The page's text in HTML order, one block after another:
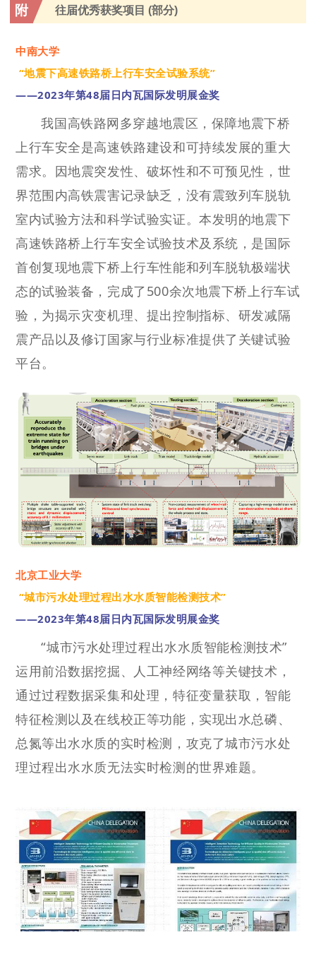
附 往届优秀获奖项目 (部分)
中南大学
“地震下高速铁路桥上行车安全试验系统”
——2023年第48届日内瓦国际发明展金奖
我国高铁路网多穿越地震区，保障地震下桥
上行车安全是高速铁路建设和可持续发展的重大
需求。因地震突发性、破坏性和不可预见性，世
界范围内高铁震害记录缺乏，没有震致列车脱轨
室内试验方法和科学试验实证。本发明的地震下
高速铁路桥上行车安全试验技术及系统，是国际
首创复现地震下桥上行车性能和列车脱轨极端状
态的试验装备，完成了500余次地震下桥上行车试
验，为揭示灾变机理、提出控制指标、研发减隔
震产品以及修订国家与行业标准提供了关键试验
平台。
北京工业大学
“城市污水处理过程出水水质智能检测技术”
——2023年第48届日内瓦国际发明展金奖
“城市污水处理过程出水水质智能检测技术”
运用前沿数据挖掘、人工神经网络等关键技术，
通过过程数据采集和处理，特征变量获取，智能
特征检测以及在线校正等功能，实现出水总磷、
总氮等出水水质的实时检测，攻克了城市污水处
理过程出水水质无法实时检测的世界难题。